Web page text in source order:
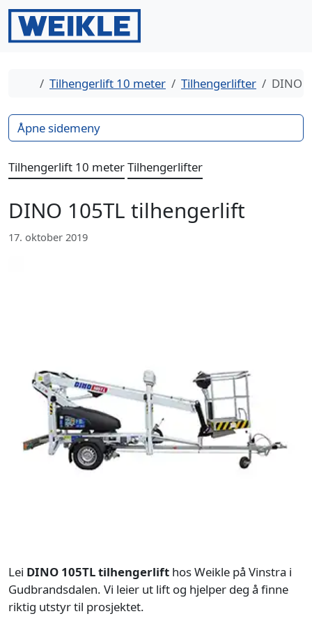
Gå til innhold
Gå til bunntekst
HjemTilhengerlift 10 meter Tilhengerlifter DINO
Tilhengerlift 10 meterTilhengerlifter
DINO 105TL tilhengerlift
17. oktober 2019
Lei DINO 105TL tilhengerlift hos Weikle på Vinstra i
Gudbrandsdalen. Vi leier ut lift og hjelper deg å finne
riktig utstyr til prosjektet.
Åpne sidemeny